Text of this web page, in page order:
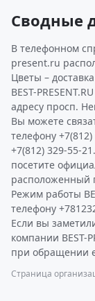
Сводные
В телефонном
present.ru
Цветы –
BEST-
адресу просп.
Вы можете
телефону
+7(812) 329-55-
посетите
расположенный
Режим работы
телефону
Если вы
компании BEST-
при обращении
Страница